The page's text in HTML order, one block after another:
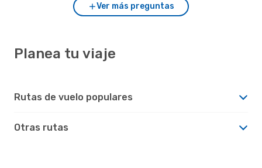
Ver más preguntas
Planea tu viaje
Rutas de vuelo populares
Otras rutas